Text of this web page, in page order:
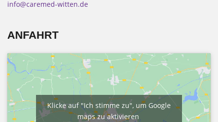
info@caremed-witten.de
ANFAHRT
Klicke auf "Ich stimme zu", um Google
maps zu aktivieren